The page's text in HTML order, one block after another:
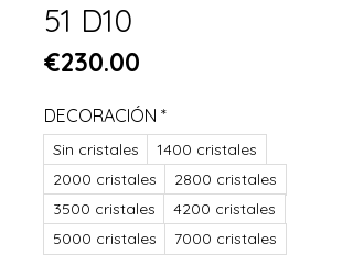
51 D10
€230.00
DECORACIÓN *
Sin cristales
1400 cristales
2000 cristales
2800 cristales
3500 cristales
4200 cristales
5000 cristales
7000 cristales